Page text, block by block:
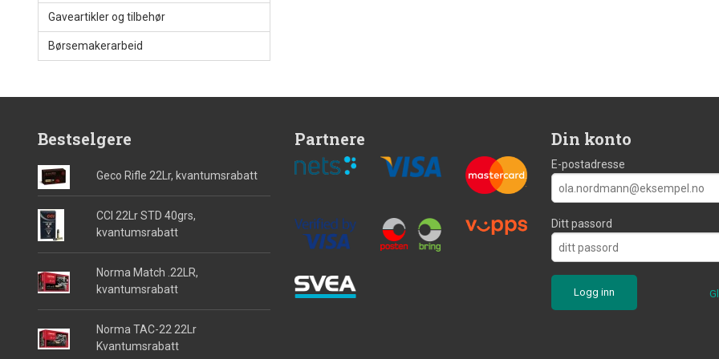
Gaveartikler og tilbehør
Børsemakerarbeid
Bestselgere
Geco Rifle 22Lr, kvantumsrabatt
CCI 22Lr STD 40grs,
kvantumsrabatt
Norma Match .22LR,
kvantumsrabatt
Norma TAC-22 22Lr
Kvantumsrabatt
Partnere Din konto
E-postadresse
Ditt passord